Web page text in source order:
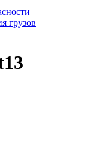
грузов